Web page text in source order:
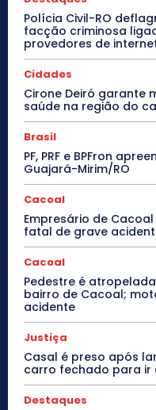
Polícia Civil-RO
facção criminosa
provedores de
Cidades
Cirone Deiró garante
saúde na região do
Brasil
PF, PRF e BPFron
Guajará-Mirim/RO
Cacoal
Empresário de
fatal de grave
Cacoal
Pedestre é
bairro de Cacoal;
acidente
Justiça
Casal é preso após
carro fechado para ir
Destaques